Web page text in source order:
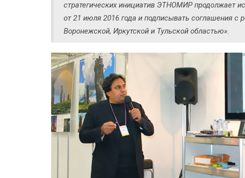
стратегических инициатив ЭТНОМИР продолжает
от 21 июля 2016 года и подписывать соглашения с
Воронежской, Иркутской и Тульской областью».